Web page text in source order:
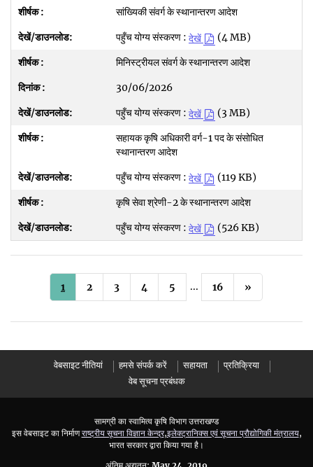
सांख्यिकी संवर्ग के स्थानान्तरण आदेश
पहुँच योग्य संस्करण : देखें
(4 MB)
मिनिस्ट्रीयल संवर्ग के स्थानान्तरण आदेश
30/06/2026
पहुँच योग्य संस्करण : देखें
(3 MB)
सहायक कृषि अधिकारी वर्ग-1 पद के संसोधित
स्थानान्तरण आदेश
पहुँच योग्य संस्करण : देखें
(119 KB)
कृषि सेवा श्रेणी-2 के स्थानान्तरण आदेश
पहुँच योग्य संस्करण : देखें (526 KB)
1 2 3 4 5 ... 16 »
वेबसाइट नीतियां हमसे संपर्क करें सहायता
प्रतिक्रिया
वेब सूचना प्रबंधक
सामग्री का स्वामित्व कृषि विभाग उत्तराखण्ड
इस वेबसाइट का निर्माणराष्ट्रीय सूचना विज्ञान केन्द्र,इलेक्ट्रानिक्स एवं सूचना प्रौद्योगिकी मंत्रालय,
भारत सरकार द्वारा किया गया है।